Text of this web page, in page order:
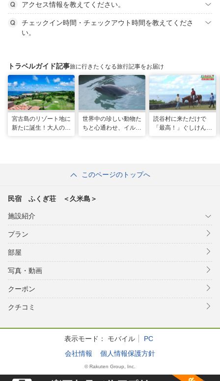
アクセス情報を教えてください。
チェックイン時間・チェックアウト時間を教えてくださ
い。
トラベルガイド記事旅に行きたくなる旅行記事をお届け
宮古島のリゾート地に
新たに誕生！大人の特
世界中の珍しい動物た
ちと心通わせ、イルカ
読谷村に来ただけで
「最高！」ぐしけんさ
このページのトップへ
民宿 ふくぎ荘 ＜久米島＞
施設紹介
プラン
部屋
写真・動画
クーポン
クチコミ
表示モード： モバイル
PC
会社情報
個人情報保護方針
© Rakuten Group, Inc.